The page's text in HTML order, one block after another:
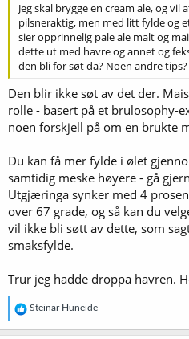
Jeg skal brygge en cream ale, og
pilsneraktig, men med litt fylde og
sier opprinnelig pale ale malt og
dette ut med havre og annet og
den bli for søt da? Noen andre tips?
Den blir ikke søt av det der.
rolle - basert på et brulosophy-
noen forskjell på om en brukte
Du kan få mer fylde i ølet
samtidig meske høyere - gå
Utgjæringa synker med 4
over 67 grade, og så kan du
vil ikke bli søtt av dette, som
smaksfylde.
Trur jeg hadde droppa havren.
R
e
a
Steinar Huneide